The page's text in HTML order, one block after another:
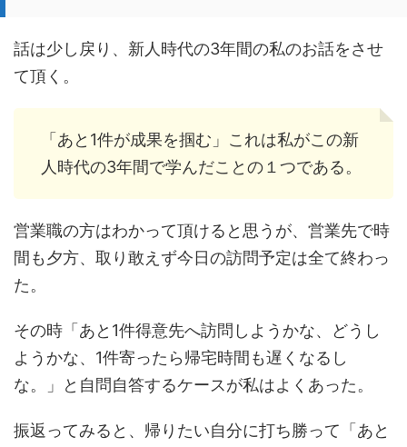
話は少し戻り、新人時代の3年間の私のお話をさせ
て頂く。
「あと1件が成果を掴む」これは私がこの新
人時代の3年間で学んだことの１つである。
営業職の方はわかって頂けると思うが、営業先で時
間も夕方、取り敢えず今日の訪問予定は全て終わっ
た。
その時「あと1件得意先へ訪問しようかな、どうし
ようかな、1件寄ったら帰宅時間も遅くなるし
な。」と自問自答するケースが私はよくあった。
振返ってみると、帰りたい自分に打ち勝って「あと